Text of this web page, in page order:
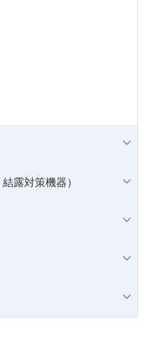
露対策機器）